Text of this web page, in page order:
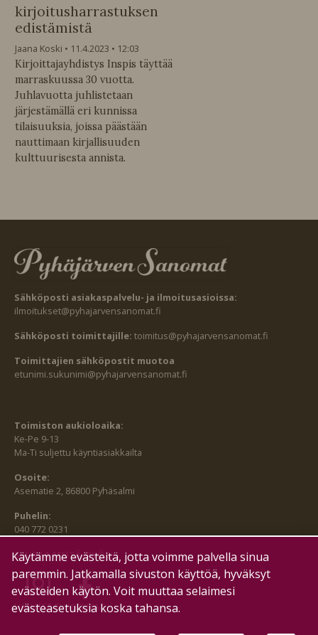
kirjoitusharrastuksen
edistämistä
Jaana Koski 11.4.2023
12:03
Kirjoittajayhdistys Inspis täyttää
marraskuussa 30 vuotta.
Juhlavuotta juhlistetaan
järjestämällä eri kunnissa
tilaisuuksia, joissa päästään
nauttimaan kirjallisuuden
kulttuurisesta annista.
Sähköposti asiakaspalvelu- ja ilmoitusasioissa:
ilmoitukset@pyhajarvensanomat.fi
Sähköposti toimittajille: toimitus@pyhajarvensanomat.fi
Toimittajien sähköpostit muotoa
etunimi.sukunimi@pyhajarvensanomat.fi
Toimiston aukioloaika:
Ke-Pe 9-13
Ma-Ti suljettu käyntiasiakkailta
Osoite:
Asematie 2, 86800 Pyhäsalmi
Puhelin:
040 772 0231
SEURAA MEITÄ MYÖS:
HALLITSE EVÄSTEITÄ
Käytämme evästeitä, jotta voimme palvella sinua
paremmin. Jatkamalla sivuston käyttöä, hyväksyt
evästeiden käytön. Voit muuttaa selaimesi
evästeasetuksia koska tahansa.